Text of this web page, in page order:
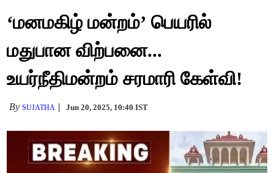
‘மனமகிழ் மன்றம்’ பெயரில்
மதுபான விற்பனை...
உயர்நீதிமன்றம் சரமாரி கேள்வி!
BySUJATHA Jun 20, 2025, 10:40 IST